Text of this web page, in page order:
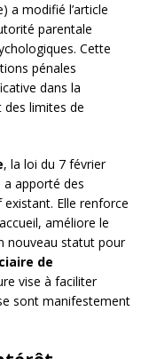
a modifié l’article
parentale
Cette
pénales
dans la
des limites de
, la loi du 7 février
apporté des
Elle renforce
améliore le
nouveau statut pour
de
vise à faciliter
sont manifestement